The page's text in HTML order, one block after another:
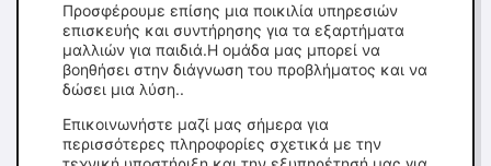
Προσφέρουμε επίσης μια ποικιλία υπηρεσιών
επισκευής και συντήρησης για τα εξαρτήματα
μαλλιών για παιδιά.Η ομάδα μας μπορεί να
βοηθήσει στην διάγνωση του προβλήματος και να
δώσει μια λύση..
Επικοινωνήστε μαζί μας σήμερα για
περισσότερες πληροφορίες σχετικά με την